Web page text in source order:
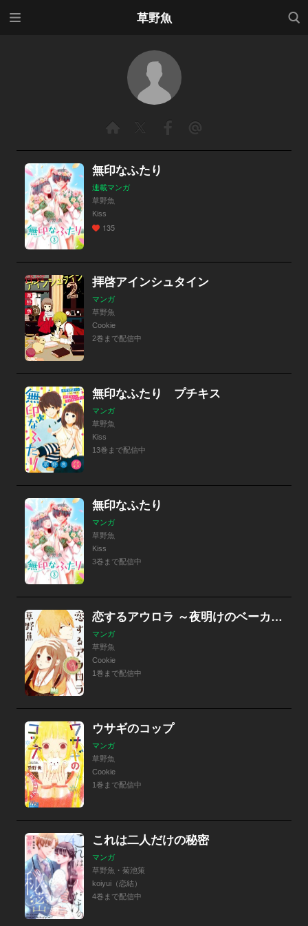
草野魚
検索
無印なふたり
連載マンガ
草野魚
Kiss
135
拝啓アインシュタイン
マンガ
草野魚
Cookie
2巻まで配信中
無印なふたり プチキス
マンガ
草野魚
Kiss
13巻まで配信中
無印なふたり
マンガ
草野魚
Kiss
3巻まで配信中
恋するアウロラ ～夜明けのベーカリー～
マンガ
草野魚
Cookie
1巻まで配信中
ウサギのコップ
マンガ
草野魚
Cookie
1巻まで配信中
これは二人だけの秘密
マンガ
草野魚・菊池策
koiyui（恋結）
4巻まで配信中